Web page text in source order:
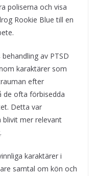
poliserna och visa
Rookie Blue till en
av PTSD
karaktärer som
efter
de ofta förbisedda
Detta var
blivit mer relevant
karaktärer i
samtal om kön och